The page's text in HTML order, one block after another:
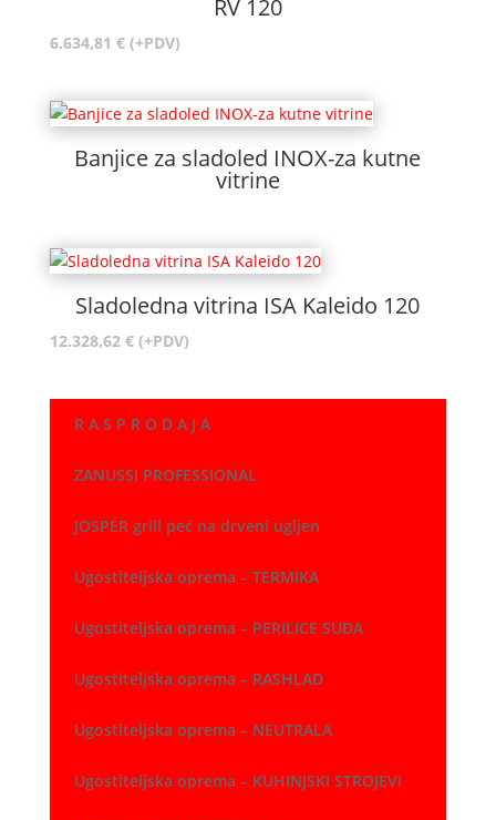
RV 120
6.634,81 € (+PDV)
Banjice za sladoled INOX-za kutne
vitrine
Sladoledna vitrina ISA Kaleido 120
12.328,62 € (+PDV)
R A S P R O D A J A
ZANUSSI PROFESSIONAL
JOSPER grill peć na drveni ugljen
Ugostiteljska oprema – TERMIKA
Ugostiteljska oprema – PERILICE SUĐA
Ugostiteljska oprema – RASHLAD
Ugostiteljska oprema – NEUTRALA
Ugostiteljska oprema – KUHINJSKI STROJEVI